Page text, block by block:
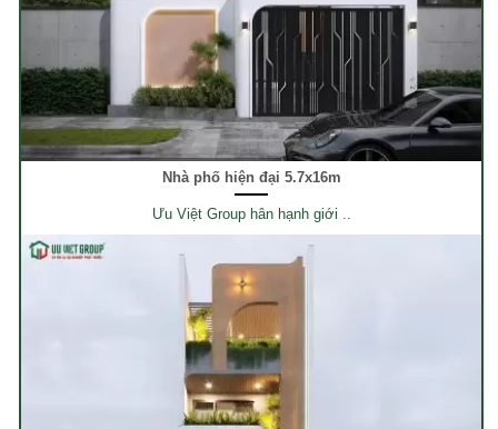
Nhà phố hiện đại 5.7x16m
Ưu Việt Group hân hạnh giới ..